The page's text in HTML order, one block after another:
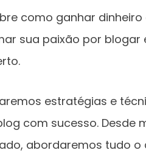
como ganhar
sua paixão por blogar
estratégias e
com sucesso. Desde
abordaremos tudo o